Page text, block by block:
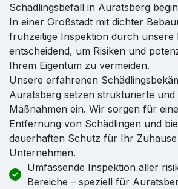
Schädlingsbefall in Auratsberg
In einer Großstadt mit dichter
frühzeitige Inspektion durch unsere
entscheidend, um Risiken und
Ihrem Eigentum zu vermeiden.
Unsere erfahrenen
Auratsberg setzen strukturierte und
Maßnahmen ein. Wir sorgen für
Entfernung von Schädlingen und
dauerhaften Schutz für Ihr
Unternehmen.
Umfassende Inspektion aller
Bereiche – speziell für